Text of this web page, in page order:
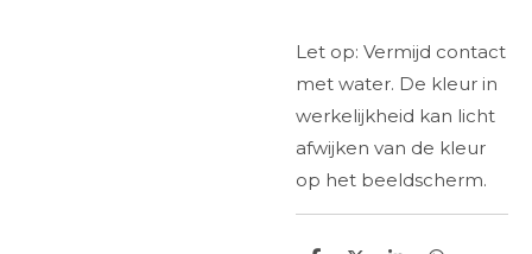
Let op: Vermijd contact
met water. De kleur in
werkelijkheid kan licht
afwijken van de kleur
op het beeldscherm.